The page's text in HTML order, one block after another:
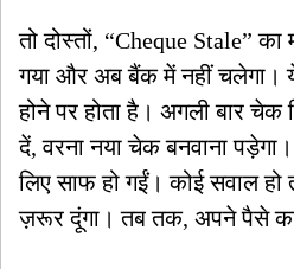
तो दोस्तों, “Cheque Stale”
गया और अब बैंक में नहीं चलेगा। ये
होने पर होता है। अगली बार
दें, वरना नया चेक बनवाना
लिए साफ हो गईं। कोई सवाल
ज़रूर दूंगा। तब तक, अपने पैसे